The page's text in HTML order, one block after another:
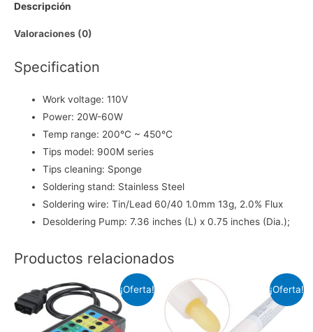
Accesorios
Descripción
Valoraciones (0)
Specification
Work voltage: 110V
Power: 20W-60W
Temp range: 200℃ ~ 450℃
Tips model: 900M series
Tips cleaning: Sponge
Soldering stand: Stainless Steel
Soldering wire: Tin/Lead 60/40 1.0mm 13g, 2.0% Flux
Desoldering Pump: 7.36 inches (L) x 0.75 inches (Dia.);
Productos relacionados
¡Oferta! ¡Oferta!